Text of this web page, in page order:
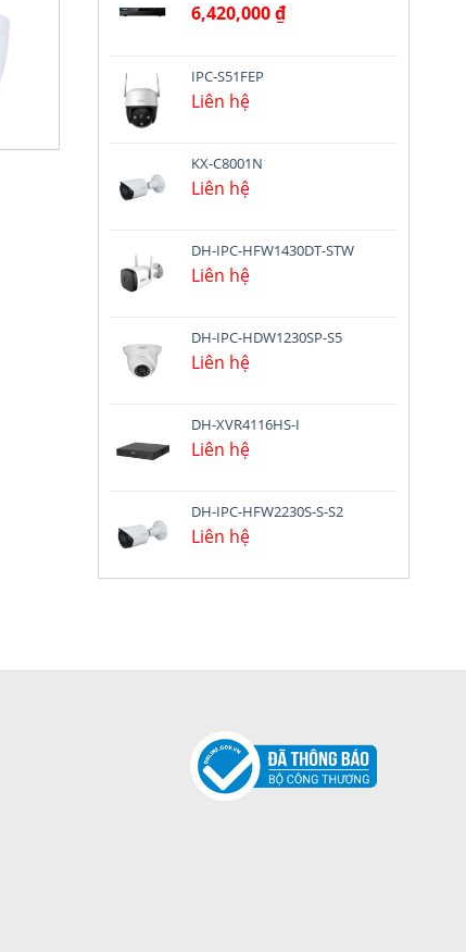
6,420,000₫
IPC-S51FEP
Liên hệ
KX-C8001N
Liên hệ
DH-IPC-HFW1430DT-STW
Liên hệ
DH-IPC-HDW1230SP-S5
Liên hệ
DH-XVR4116HS-I
Liên hệ
DH-IPC-HFW2230S-S-S2
Liên hệ